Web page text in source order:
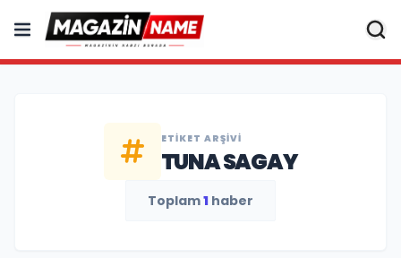
ETIKET ARŞIVI
TUNA SAGAY
Toplam1 haber